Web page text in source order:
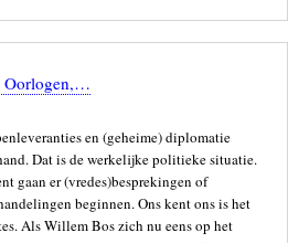
Oorlogen,…
en (geheime) diplomatie
Dat is de werkelijke politieke situatie.
gaan er (vredes)besprekingen of
beginnen. Ons kent ons is het
Als Willem Bos zich nu eens op het